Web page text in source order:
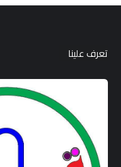
تعرف علينا